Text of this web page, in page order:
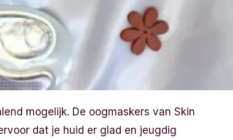
mogelijk. De oogmaskers van Skin
dat je huid er glad en jeugdig